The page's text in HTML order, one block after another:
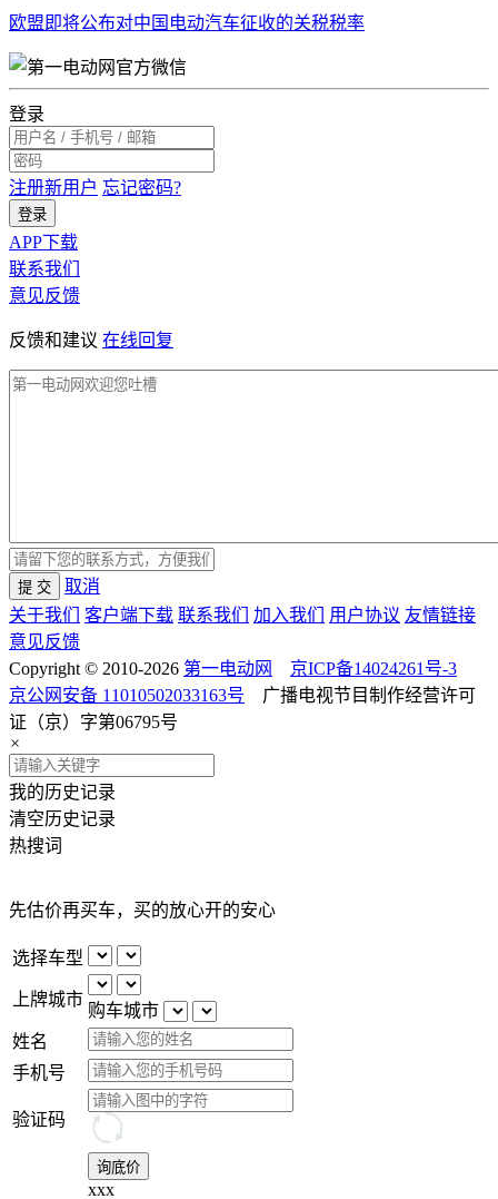
欧盟即将公布对中国电动汽车征收的关税税率
登录
注册新用户 忘记密码?
登录
APP下载
联系我们
意见反馈
反馈和建议 在线回复
提 交
取消
关于我们
客户端下载 联系我们 加入我们 用户协议 友情链接
意见反馈
Copyright © 2010-2026 第一电动网
京ICP备14024261号-3
京公网安备 11010502033163号 广播电视节目制作经营许可
证（京）字第06795号
×
我的历史记录
清空历史记录
热搜词
先估价再买车，买的放心开的安心
选择车型
上牌城市
购车城市
姓名
手机号
验证码
询底价
xxx